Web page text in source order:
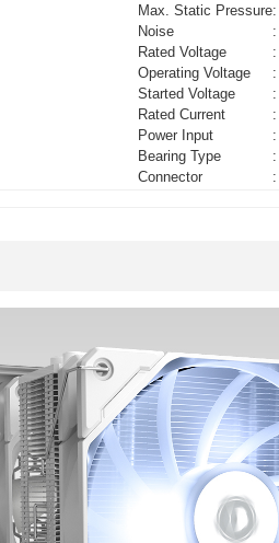
Max. Static Pressure:
Noise
:
Rated Voltage
:
Operating Voltage
:
Started Voltage
:
Rated Current
:
Power Input
:
Bearing Type
:
Connector
: